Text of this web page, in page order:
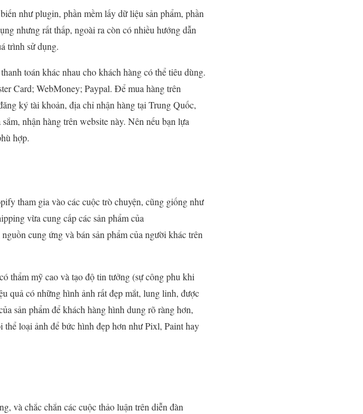
như plugin, phần mềm lấy dữ liệu sản phẩm, phần
nhưng rất thấp, ngoài ra còn có nhiều hướng dẫn
trình sử dụng.
toán khác nhau cho khách hàng có thể tiêu dùng.
Card; WebMoney; Paypal. Để mua hàng trên
ký tài khoản, địa chỉ nhận hàng tại Trung Quốc,
nhận hàng trên website này. Nên nếu bạn lựa
hợp.
tham gia vào các cuộc trò chuyện, cũng giống như
vừa cung cấp các sản phẩm của
cung ứng và bán sản phẩm của người khác trên
thẩm mỹ cao và tạo độ tin tưởng (sự công phu khi
quả có những hình ảnh rất đẹp mắt, lung linh, được
sản phẩm để khách hàng hình dung rõ ràng hơn,
loại ảnh để bức hình đẹp hơn như Pixl, Paint hay
và chắc chắn các cuộc thảo luận trên diễn đàn